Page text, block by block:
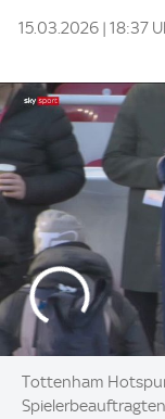
15.03.2026 | 18:37
Tottenham